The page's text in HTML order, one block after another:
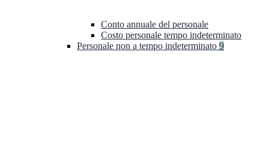
Conto annuale del personale
Costo personale tempo indeterminato
Personale non a tempo indeterminato 9